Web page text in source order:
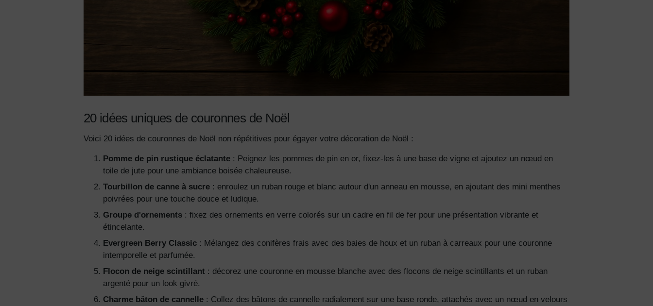
20 idées uniques de couronnes de Noël
Voici 20 idées de couronnes de Noël non répétitives pour égayer votre décoration de Noël :
Pomme de pin rustique éclatante : Peignez les pommes de pin en or, fixez-les à une base de vigne et ajoutez un nœud en
toile de jute pour une ambiance boisée chaleureuse.
Tourbillon de canne à sucre : enroulez un ruban rouge et blanc autour d'un anneau en mousse, en ajoutant des mini menthes
poivrées pour une touche douce et ludique.
Groupe d'ornements : fixez des ornements en verre colorés sur un cadre en fil de fer pour une présentation vibrante et
étincelante.
Evergreen Berry Classic : Mélangez des conifères frais avec des baies de houx et un ruban à carreaux pour une couronne
intemporelle et parfumée.
Flocon de neige scintillant : décorez une couronne en mousse blanche avec des flocons de neige scintillants et un ruban
argenté pour un look givré.
Charme bâton de cannelle : Collez des bâtons de cannelle radialement sur une base ronde, attachés avec un nœud en velours